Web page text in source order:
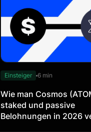
Einsteiger 6 min
Wie man Cosmos
staked und passive
Belohnungen in 2026